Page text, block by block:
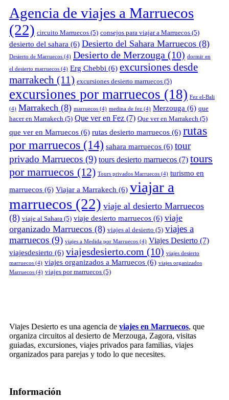
Agencia de viajes a Marruecos
(22) circuito Marruecos (5) consejos para viajar a Marruecos (5)
desierto del sahara (6) Desierto del Sahara Marruecos (8)
Desierto de Marruecos (4) Desierto de Merzouga (10) dormir en
el desierto marruecos (4) Erg Chebbi (6) excursiones desde
marrakech (11) excursiones desierto marruecos (5)
excursiones por marruecos (18) Fez el-Bali
(4) Marrakech (8) marruecos (4) medina de fez (4) Merzouga (6) que
hacer en Marrakech (5) Que ver en Fez (7) Que ver en Marrakech (5)
que ver en Marruecos (6) rutas desierto marruecos (6) rutas
por marruecos (14) sahara marruecos (6) tour
privado Marruecos (9) tours desierto marruecos (7) tours
por marruecos (12) Tours privados Marruecos (4) turismo en
marruecos (6) Viajar a Marrakech (6) viajar a
marruecos (22) viaje al desierto Marruecos
(8) viaje al Sahara (5) viaje desierto marruecos (6) viaje
organizado Marruecos (8) viajes al desierto (5) viajes a
marruecos (9) viajes a Medida por Marruecos (4) Viajes Desierto (7)
viajesdesierto (6) viajesdesierto.com (10) viajes desierto
marruecos (4) viajes organizados a Marruecos (6) viajes organizados
Marruecos (4) viajes por marruecos (5)
Viajes Desierto es una agencia de viajes en Marruecos, que
organiza circuitos al desierto de Merzouga, Zagora, visitas
guiadas, excursiones, viajes privados para familias, viajes
organizados para parejas y todo lo que necesites.
Información